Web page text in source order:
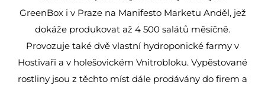
GreenBox i v Praze na Manifesto Marketu Anděl, jež
dokáže produkovat až 4 500 salátů měsíčně.
Provozuje také dvě vlastní hydroponické farmy v
Hostivaři a v holešovickém Vnitrobloku. Vypěstované
rostliny jsou z těchto míst dále prodávány do firem a